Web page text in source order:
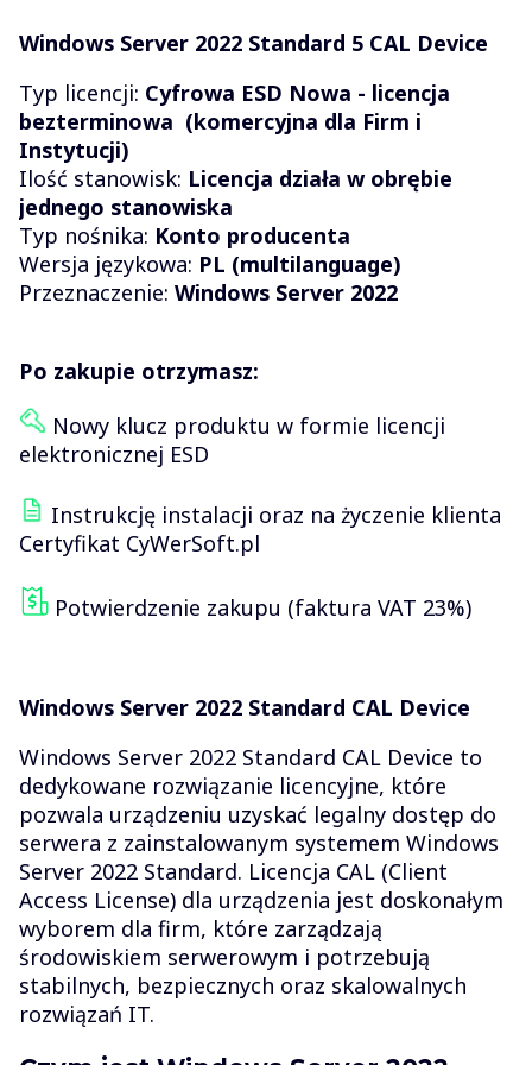
Windows Server 2022 Standard 5 CAL Device
Typ licencji: Cyfrowa ESD Nowa - licencja
bezterminowa (komercyjna dla Firm i
Instytucji)
Ilość stanowisk: Licencja działa w obrębie
jednego stanowiska
Typ nośnika: Konto producenta
Wersja językowa: PL (multilanguage)
Przeznaczenie: Windows Server 2022
Po zakupie otrzymasz:
Nowy klucz produktu w formie licencji
elektronicznej ESD
Instrukcję instalacji oraz na życzenie klienta
Certyfikat CyWerSoft.pl
Potwierdzenie zakupu (faktura VAT 23%)
Windows Server 2022 Standard CAL Device
Windows Server 2022 Standard CAL Device to
dedykowane rozwiązanie licencyjne, które
pozwala urządzeniu uzyskać legalny dostęp do
serwera z zainstalowanym systemem Windows
Server 2022 Standard. Licencja CAL (Client
Access License) dla urządzenia jest doskonałym
wyborem dla firm, które zarządzają
środowiskiem serwerowym i potrzebują
stabilnych, bezpiecznych oraz skalowalnych
rozwiązań IT.